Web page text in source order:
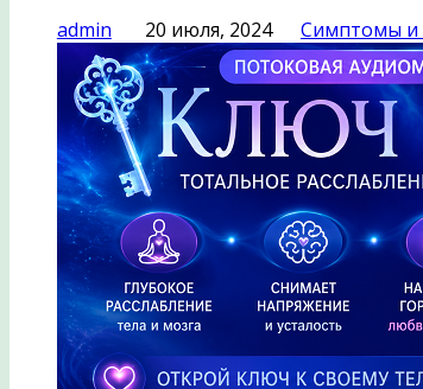
admin
20 июля, 2024 Симптомы и